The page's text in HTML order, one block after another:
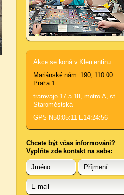
Akce se koná v Klementinu.
Mariánské nám. 190, 110 00
Praha 1
tramvaje 17 a 18, metro A, st.
Staroměstská
GPS N50:05:11 E14:24:56
Chcete být včas informováni?
Vyplňte zde kontakt na sebe: